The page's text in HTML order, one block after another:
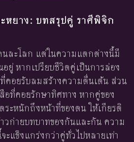
ยาง: บทสรุปคู่ ราศีพิจิก
นละโลก แต่ในความแตกต่างนี้มี
ยู่ หากเปรียบชีวิตคู่เป็นการล่อง
ที่คอยรับลมสร้างความตื่นเต้น ส่วน
อที่คอยรักษาทิศทาง หากคู่ของ
ตระหนักถึงหน้าที่ของตน ให้เกียรติ
วก่ายบทบาทของกันและกัน ความ
แข็งแกร่งกว่าคู่ทั่วไปหลายเท่า